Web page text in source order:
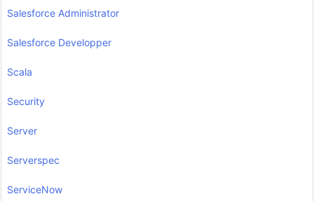
Salesforce Administrator
Salesforce Developper
Scala
Security
Server
Serverspec
ServiceNow